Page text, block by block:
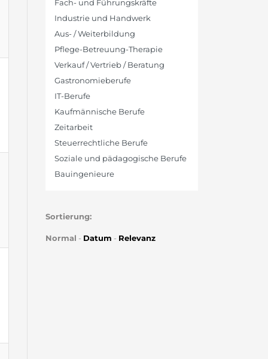
Fach- und Führungskräfte
Industrie und Handwerk
Aus- / Weiterbildung
Pflege-Betreuung-Therapie
Verkauf / Vertrieb / Beratung
Gastronomieberufe
IT-Berufe
Kaufmännische Berufe
Zeitarbeit
Steuerrechtliche Berufe
Soziale und pädagogische Berufe
Bauingenieure
Sortierung:
Normal - Datum - Relevanz